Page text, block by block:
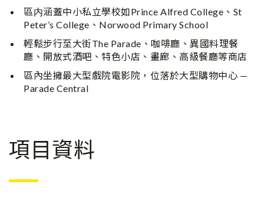
區内涵蓋中小私立學校如Prince Alfred College、St
Peter’s College、Norwood Primary School
輕鬆步行至大街The Parade、咖啡廳、異國料理餐
廳、開放式酒吧、特色小店、畫廊、高級餐廳等商店
區內坐擁最大型戲院電影院，位落於大型購物中心 —
Parade Central
項目資料